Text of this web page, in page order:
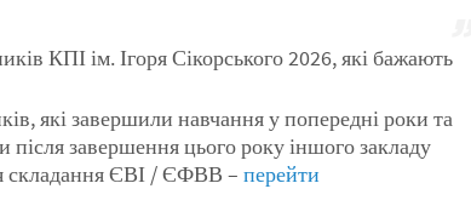
КПІ ім. Ігоря Сікорського 2026, які бажають
які завершили навчання у попередні роки та
завершення цього року іншого закладу
складання ЄВІ / ЄФВВ – перейти